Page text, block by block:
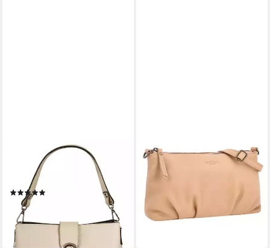
Umhängetasche, echt Leder,
Made in Italy
69,95 €
lieferbar - in 6-8 Werktagen bei dir
GUSTI LEDER
Umhängetasche Gusti Leder
Umhängetasche Alani (1-tlg)
49,95 €
lieferbar - in 4-5 Werktagen bei dir